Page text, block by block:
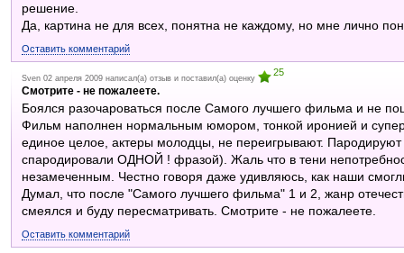
решение.
Да, картина не для всех, понятна не каждому, но мне лично
Оставить комментарий
Sven 02 апреля 2009 написал(а) отзыв и поставил(а) оценку
25
Смотрите - не пожалеете.
Боялся разочароваться после Самого лучшего фильма и не
Фильм наполнен нормальным юмором, тонкой иронией и
единое целое, актеры молодцы, не переигрывают.
спародировали ОДНОЙ ! фразой). Жаль что в тени
незамеченным. Честно говоря даже удивляюсь, как наши
Думал, что после "Самого лучшего фильма" 1 и 2, жанр
смеялся и буду пересматривать. Смотрите - не пожалеете.
Оставить комментарий